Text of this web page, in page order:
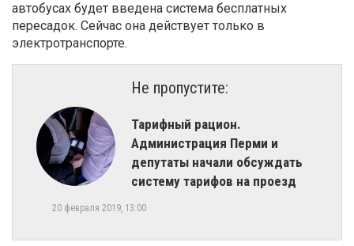
автобусах будет введена система бесплатных
пересадок. Сейчас она действует только в
электротранспорте.
Не пропустите:
Тарифный рацион.
Администрация Перми и
депутаты начали обсуждать
систему тарифов на проезд
20 февраля 2019, 13:00